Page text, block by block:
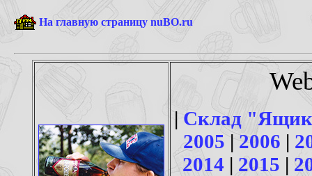
На главную страницу nuBO.ru
| Склад
2005|2006 |
2014 | 2015 |